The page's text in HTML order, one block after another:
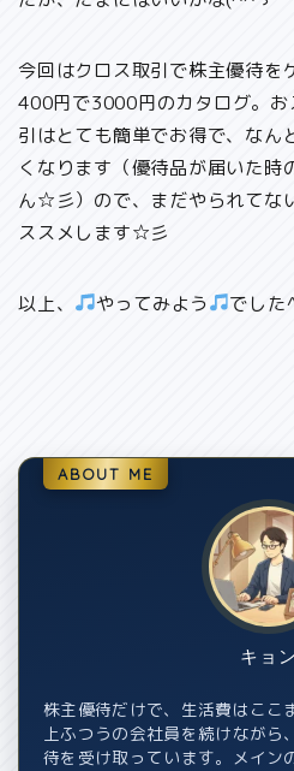
今回はクロス取引で株主優待を
400円で3000円のカタログ。
引はとても簡単でお得で、なん
くなります（優待品が届いた時
ん☆彡） ので、まだやられてな
ススメします☆彡
以上、 やってみよう でし
ABOUT ME
キョン
株主優待だけで、生活費はここ
上ふつうの会社員を続けなが
待を受け取っています。メイン